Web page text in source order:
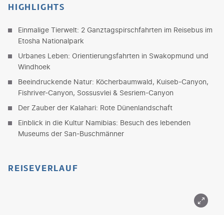
HIGHLIGHTS
Einmalige Tierwelt: 2 Ganztagspirschfahrten im Reisebus im
Etosha Nationalpark
Urbanes Leben: Orientierungsfahrten in Swakopmund und
Windhoek
Beeindruckende Natur: Köcherbaumwald, Kuiseb-Canyon,
Fishriver-Canyon, Sossusvlei & Sesriem-Canyon
Der Zauber der Kalahari: Rote Dünenlandschaft
Einblick in die Kultur Namibias: Besuch des lebenden
Museums der San-Buschmänner
REISEVERLAUF